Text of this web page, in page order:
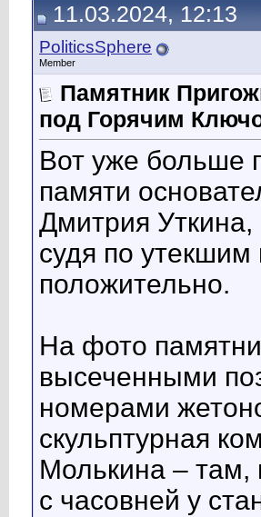
11.03.2024, 12:13
PoliticsSphere
Member
Памятник
под Горячим
Вот уже больше
памяти
Дмитрия Уткина,
судя по
положительно.
На фото
высеченными
номерами
скульптурная
Молькина – там,
с часовней у